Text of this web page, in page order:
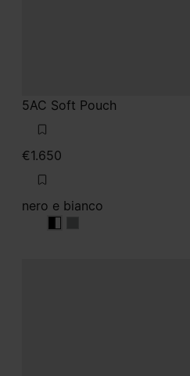
5AC Soft Pouch
€1.650
nero e bianco
nero e bianco
nero e bianco
nero e bianco